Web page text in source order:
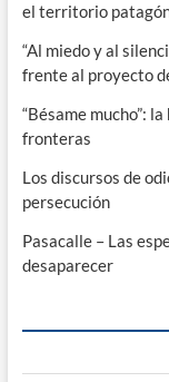
el territorio
“Al miedo y al
frente al proyecto
“Bésame mucho”:
fronteras
Los discursos de
persecución
Pasacalle – Las
desaparecer